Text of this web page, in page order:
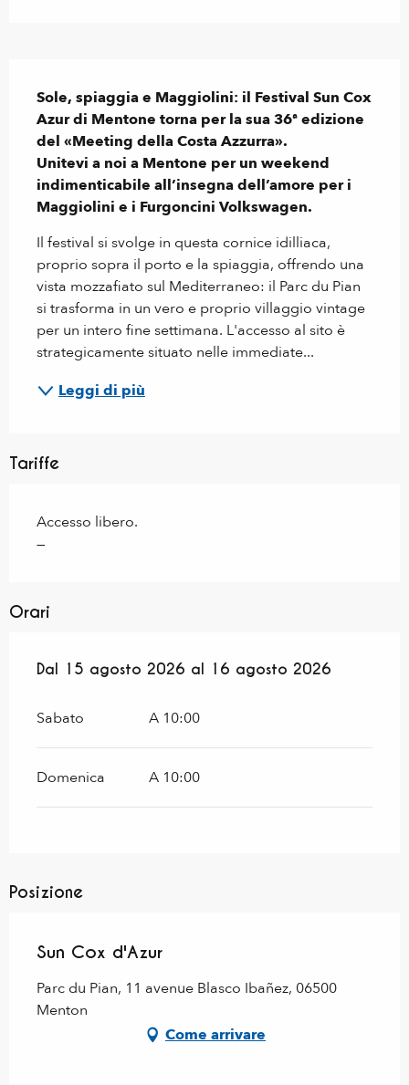
Sole, spiaggia e Maggiolini: il Festival Sun Cox
Azur di Mentone torna per la sua 36ª edizione
del «Meeting della Costa Azzurra».
Unitevi a noi a Mentone per un weekend
indimenticabile all’insegna dell’amore per i
Maggiolini e i Furgoncini Volkswagen.
Il festival si svolge in questa cornice idilliaca,
proprio sopra il porto e la spiaggia, offrendo una
vista mozzafiato sul Mediterraneo: il Parc du Pian
si trasforma in un vero e proprio villaggio vintage
per un intero fine settimana. L'accesso al sito è
strategicamente situato nelle immediate...
Leggi di più
Tariffe
Accesso libero.
—
Orari
Dal 15 agosto 2026 al 16 agosto 2026
Dal 15 agosto 2026 al 16 agosto 2026
Sabato A 10:00
Domenica A 10:00
Posizione
Sun Cox d'Azur
Parc du Pian, 11 avenue Blasco Ibañez, 06500
Menton
Come arrivare